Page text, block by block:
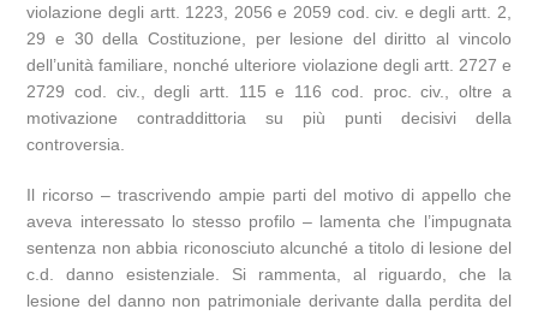
violazione degli artt. 1223, 2056 e 2059 cod. civ. e degli artt. 2,
29 e 30 della Costituzione, per lesione del diritto al vincolo
dell’unità familiare, nonché ulteriore violazione degli artt. 2727 e
2729 cod. civ., degli artt. 115 e 116 cod. proc. civ., oltre a
motivazione contraddittoria su più punti decisivi della
controversia.
Il ricorso – trascrivendo ampie parti del motivo di appello che
aveva interessato lo stesso profilo – lamenta che l’impugnata
sentenza non abbia riconosciuto alcunché a titolo di lesione del
c.d. danno esistenziale. Si rammenta, al riguardo, che la
lesione del danno non patrimoniale derivante dalla perdita del